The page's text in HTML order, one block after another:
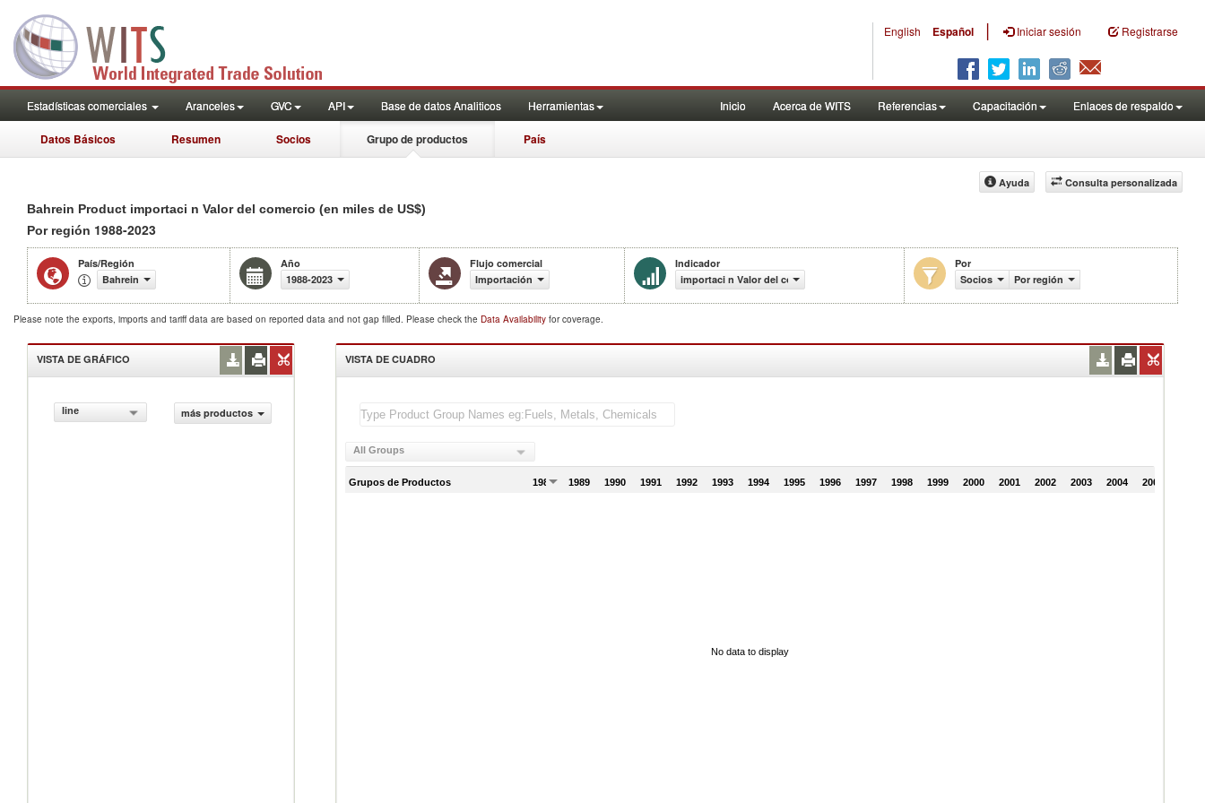
English Español | Iniciar sesión Registrarse
Estadísticas comerciales Aranceles GVC API Base de datos Analiticos Herramientas Inicio Acerca de WITS Referencias Capacitación Enlaces de respaldo
Datos Básicos Resumen Socios Grupo de productos País
Consulta personalizada
Ayuda
Bahrein Product importaci n Valor del comercio (en miles de US$)
Por región 1988-2023
País/Región
Bahrein
Año
1988-2023
Flujo comercial
Importación
Indicador
importaci n Valor del comercio (en miles de US$)
Por
Socios
Por región
Please note the exports, imports and tariff data are based on reported data and not gap filled. Please check the Data Availability for coverage.
VISTA DE GRÁFICO
line más productos
VISTA DE CUADRO
All Groups
Grupos de Productos 1988 1989 1990 1991 1992 1993 1994 1995 1996 1997 1998 1999 2000 2001 2002 2003 2004 2005
No data to display